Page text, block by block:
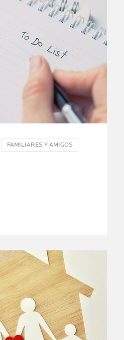
FAMILIARES Y AMIGOS